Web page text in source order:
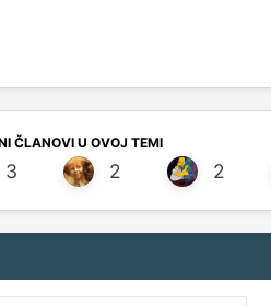
ČLANOVI U OVOJ TEMI
3 2 2